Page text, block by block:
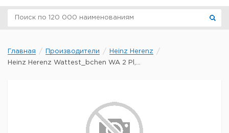
Главная Производители
Heinz Herenz
Heinz Herenz Wattest_bchen WA 2 Pl,...